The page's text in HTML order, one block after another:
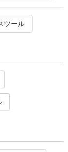
ツール